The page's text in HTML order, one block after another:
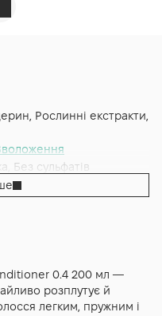
Рослинні екстракти,
Без сульфатів
Biotin-Vitamin B7,
0.4 200 мл —
розплутує й
легким, пружним і